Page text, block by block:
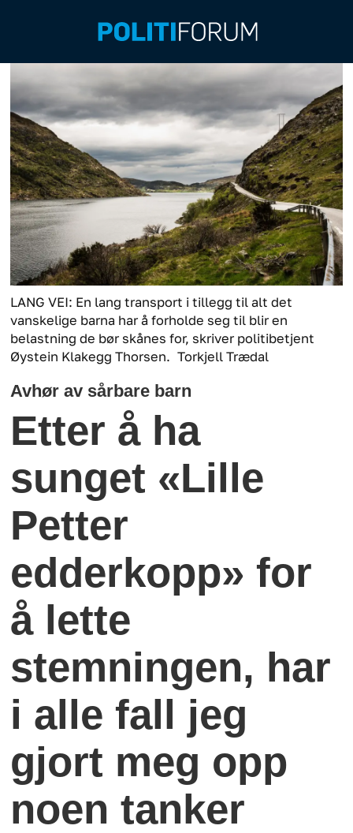
LANG VEI: En lang transport i tillegg til alt det
vanskelige barna har å forholde seg til blir en
belastning de bør skånes for, skriver politibetjent
Øystein Klakegg Thorsen. Torkjell Trædal
Avhør av sårbare barn
Etter å ha
sunget «Lille
Petter
edderkopp» for
å lette
stemningen, har
i alle fall jeg
gjort meg opp
noen tanker